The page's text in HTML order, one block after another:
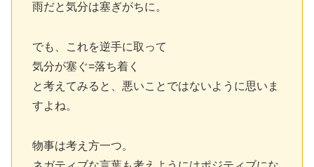
雨だと気分は塞ぎがちに。
でも、これを逆手に取って
気分が塞ぐ=落ち着く
と考えてみると、悪いことではないように思いま
すよね。
物事は考え方一つ。